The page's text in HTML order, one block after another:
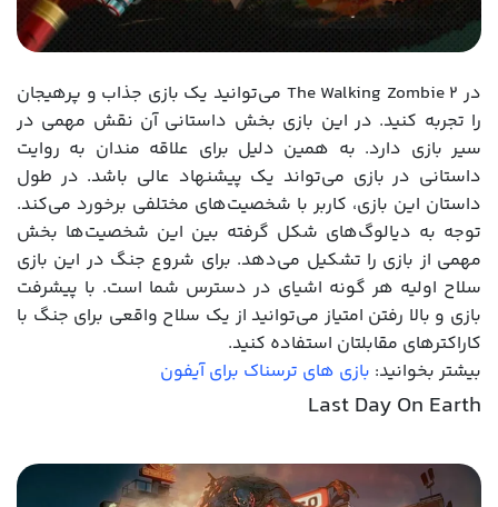
در The Walking Zombie 2 می‌توانید یک بازی جذاب و پرهیجان
را تجربه کنید. در این بازی بخش داستانی آن نقش مهمی در
سیر بازی دارد. به همین دلیل برای علاقه‌ مندان به روایت
داستانی در بازی می‎‌تواند یک پیشنهاد عالی باشد. در طول
داستان این بازی، کاربر با شخصیت‌های مختلفی برخورد می‌کند.
توجه به دیالوگ‌های شکل گرفته بین این شخصیت‌ها بخش
مهمی از بازی را تشکیل می‌دهد. برای شروع جنگ در این بازی
سلاح اولیه هر گونه اشیای در دسترس شما است. با پیشرفت
بازی و بالا رفتن امتیاز می‌توانید از یک سلاح واقعی برای جنگ با
کاراکترهای مقابلتان استفاده کنید.
بیشتر بخوانید: بازی های ترسناک برای آیفون
Last Day On Earth